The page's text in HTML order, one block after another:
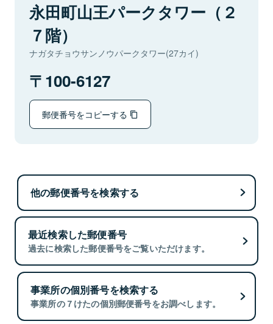
永田町山王パークタワー（２
７階）
ナガタチョウサンノウパークタワー(27カイ)
100-6127
郵便番号をコピーする
他の郵便番号を検索する
最近検索した郵便番号
過去に検索した郵便番号をご覧いただけます。
事業所の個別番号を検索する
事業所の７けたの個別郵便番号をお調べします。